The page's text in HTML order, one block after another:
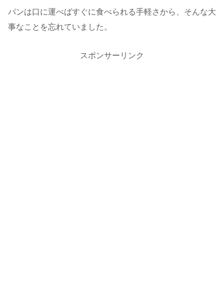
パンは口に運べばすぐに食べられる手軽さから、そんな大
事なことを忘れていました。
スポンサーリンク